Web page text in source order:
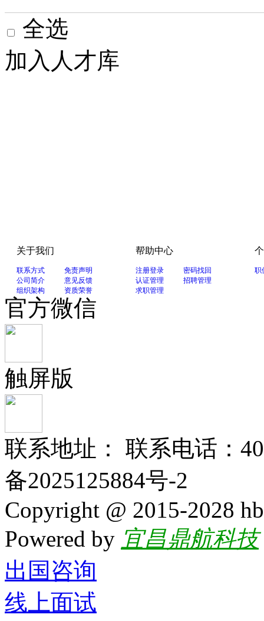
全选
加入人才库
关于我们
联系方式
免责声明
公司简介
意见反馈
组织架构
资质荣誉
帮助中心
注册登录
密码找回
认证管理
招聘管理
求职管理
职
官方微信
触屏版
联系地址： 联系电话：
备2025125884号-2
Copyright @ 2015-2028
Powered by 宜昌鼎航科技
出国咨询
线上面试